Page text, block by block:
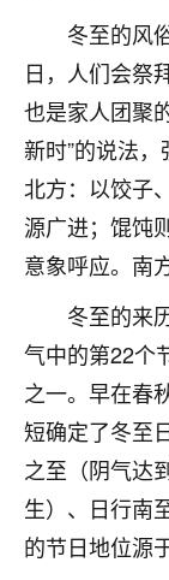
冬至的风
日，人们会祭
也是家人团聚
新时”的说法
北方：以饺子
源广进；馄饨
意象呼应。南
冬至的来
气中的第22个
之一。早在春
短确定了冬至
之至（阴气达
生）、日行南
的节日地位源
鹿森：
触，首
不由人
1天前 来自
金白水清
我也想找
鹿森 ：
1天前 来自
青春168
我也想要
2天前 来自
Jessica李
老师做不